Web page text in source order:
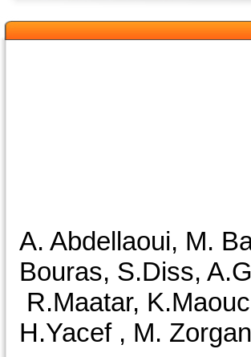
A. Abdellaoui, M.
Bouras, S.Diss,
R.Maatar,
H.Yacef , M.